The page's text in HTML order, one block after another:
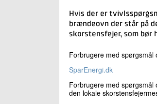
Hvis der er
brændeovn der står på
skorstensfejer, som bør
Forbrugere med
SparEnergi.dk
Forbrugere med spørgsmål
den lokale